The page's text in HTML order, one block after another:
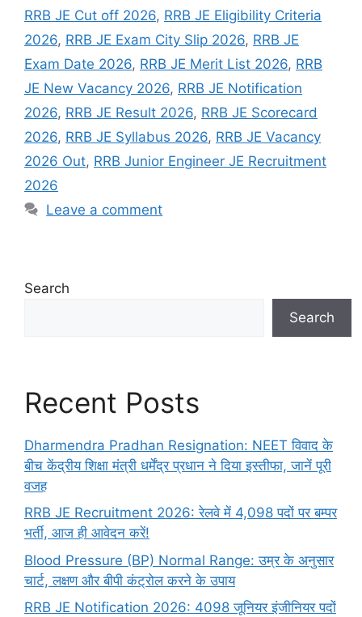
RRB JE Cut off 2026, RRB JE Eligibility Criteria
2026, RRB JE Exam City Slip 2026, RRB JE
Exam Date 2026, RRB JE Merit List 2026, RRB
JE New Vacancy 2026, RRB JE Notification
2026, RRB JE Result 2026, RRB JE Scorecard
2026, RRB JE Syllabus 2026, RRB JE Vacancy
2026 Out, RRB Junior Engineer JE Recruitment
2026
Leave a comment
Search
Search
Recent Posts
Dharmendra Pradhan Resignation: NEET विवाद के
बीच केंद्रीय शिक्षा मंत्री धर्मेंद्र प्रधान ने दिया इस्तीफा, जानें पूरी
वजह
RRB JE Recruitment 2026: रेलवे में 4,098 पदों पर बम्पर
भर्ती, आज ही आवेदन करें!
Blood Pressure (BP) Normal Range: उम्र के अनुसार
चार्ट, लक्षण और बीपी कंट्रोल करने के उपाय
RRB JE Notification 2026: 4098 जूनियर इंजीनियर पदों